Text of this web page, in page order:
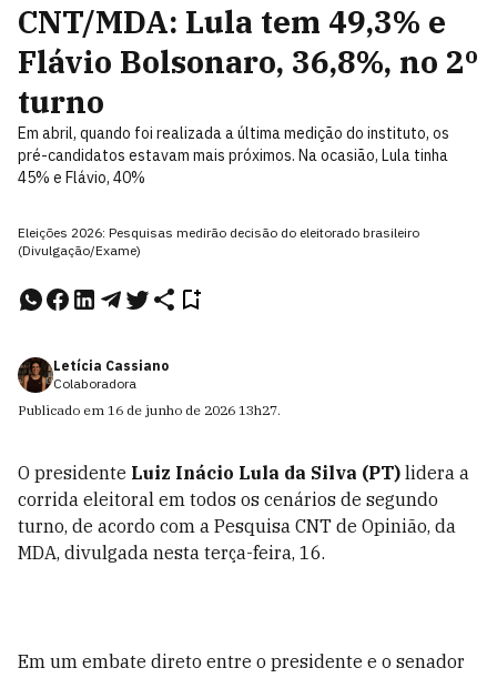
CNT/MDA: Lula tem 49,3% e
Flávio Bolsonaro, 36,8%, no 2º
turno
Em abril, quando foi realizada a última medição do instituto, os
pré-candidatos estavam mais próximos. Na ocasião, Lula tinha
45% e Flávio, 40%
Eleições 2026: Pesquisas medirão decisão do eleitorado brasileiro
(Divulgação/Exame)
Letícia Cassiano
Colaboradora
Publicado em 16 de junho de 2026 13h27.
O presidente Luiz Inácio Lula da Silva (PT) lidera a
corrida eleitoral em todos os cenários de segundo
turno, de acordo com a Pesquisa CNT de Opinião, da
MDA, divulgada nesta terça-feira, 16.
Em um embate direto entre o presidente e o senador